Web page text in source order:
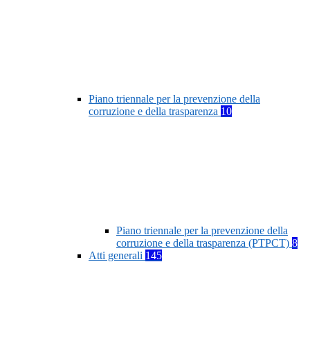
Piano triennale per la prevenzione della
corruzione e della trasparenza 10
Piano triennale per la prevenzione della
corruzione e della trasparenza (PTPCT) 8
Atti generali 145